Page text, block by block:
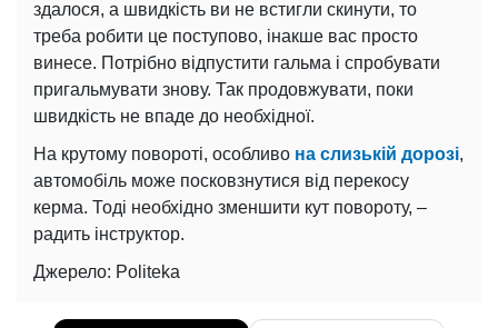
здалося, а швидкість ви не встигли скинути, то
треба робити це поступово, інакше вас просто
винесе. Потрібно відпустити гальма і спробувати
пригальмувати знову. Так продовжувати, поки
швидкість не впаде до необхідної.
На крутому повороті, особливо на слизькій дорозі,
автомобіль може посковзнутися від перекосу
керма. Тоді необхідно зменшити кут повороту, –
радить інструктор.
Джерело: Politeka